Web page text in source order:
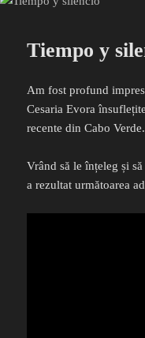
Tiempo y
Am fost profund
Cesaria Evora
recente din Cabo Verde.
Vrând să le înțeleg și
a rezultat următoarea